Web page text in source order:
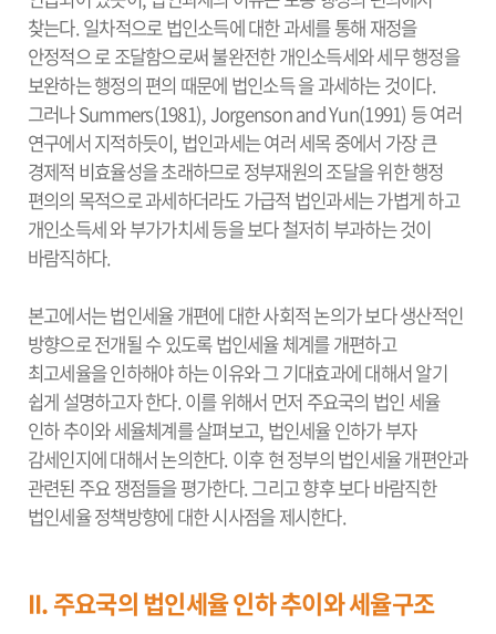
찾는다. 일차적으로 법인소득에 대한 과세를 통해 재정을
안정적으 로 조달함으로써 불완전한 개인소득세와 세무 행정을
보완하는 행정의 편의 때문에 법인소득 을 과세하는 것이다.
그러나 Summers(1981), Jorgenson and Yun(1991) 등 여러
연구에서 지적하듯이, 법인과세는 여러 세목 중에서 가장 큰
경제적 비효율성을 초래하므로 정부재원의 조달을 위한 행정
편의의 목적으로 과세하더라도 가급적 법인과세는 가볍게 하고
개인소득세 와 부가가치세 등을 보다 철저히 부과하는 것이
바람직하다.
본고에서는 법인세율 개편에 대한 사회적 논의가 보다 생산적인
방향으로 전개될 수 있도록 법인세율 체계를 개편하고
최고세율을 인하해야 하는 이유와 그 기대효과에 대해서 알기
쉽게 설명하고자 한다. 이를 위해서 먼저 주요국의 법인 세율
인하 추이와 세율체계를 살펴보고, 법인세율 인하가 부자
감세인지에 대해서 논의한다. 이후 현 정부의 법인세율 개편안과
관련된 주요 쟁점들을 평가한다. 그리고 향후 보다 바람직한
법인세율 정책방향에 대한 시사점을 제시한다.
II. 주요국의 법인세율 인하 추이와 세율구조